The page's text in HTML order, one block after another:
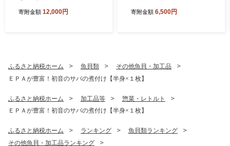
の塩付き) 詰め合わせ 魚介類
寄附金額 12,000円
×2L 軟水 室戸海洋深層水10
送料無料 高知県 室戸市
寄附金額 6,500円
ふるさと納税ホーム 魚貝類
その他魚貝・加工品
ＥＰＡが豊富！初音のサバの煮付け【半身×１枚】
ふるさと納税ホーム 加工品等
惣菜・レトルト
ＥＰＡが豊富！初音のサバの煮付け【半身×１枚】
ふるさと納税ホーム ランキング
魚貝類ランキング
その他魚貝・加工品ランキング